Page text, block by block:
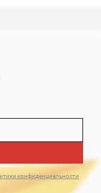
конфиденциальности